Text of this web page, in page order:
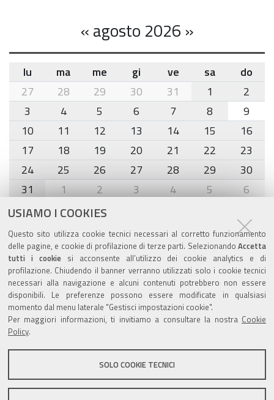
USIAMO I COOKIES
Questo sito utilizza cookie tecnici necessari al corretto funzionamento
delle pagine, e cookie di profilazione di terze parti. Selezionando Accetta
tutti i cookiesi acconsente all’utilizzo dei cookie analytics e di
profilazione. Chiudendo il banner verranno utilizzati solo i cookie tecnici
necessari alla navigazione e alcuni contenuti potrebbero non essere
disponibili. Le preferenze possono essere modificate in qualsiasi
momento dal menu laterale "Gestisci impostazioni cookie".
Per maggiori informazioni, ti invitiamo a consultare la nostra Cookie
Policy.
SOLO COOKIE TECNICI
«agosto 2026 »
month-
8
lu ma me gi ve sa
do
27
28 29 30 31 1
2
3
4 5 6 7 8
9
10
11 12 13 14 15
16
17
18 19 20 21 22
23
24
25 26 27 28 29
30
31
1 2 3 4 5 6
Agenda eventi
torna alla sezione
Valuta questo sito
Sito istituzionale Comune di Zola Predosa